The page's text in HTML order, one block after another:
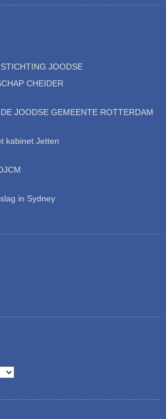
JOODSE
CHEIDER
JOODSE GEMEENTE ROTTERDAM
kabinet Jetten
in Sydney